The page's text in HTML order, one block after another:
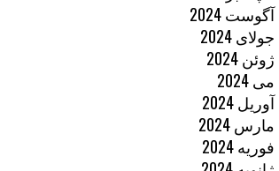
آگوست 2024
جولای 2024
ژوئن 2024
می 2024
آوریل 2024
مارس 2024
فوریه 2024